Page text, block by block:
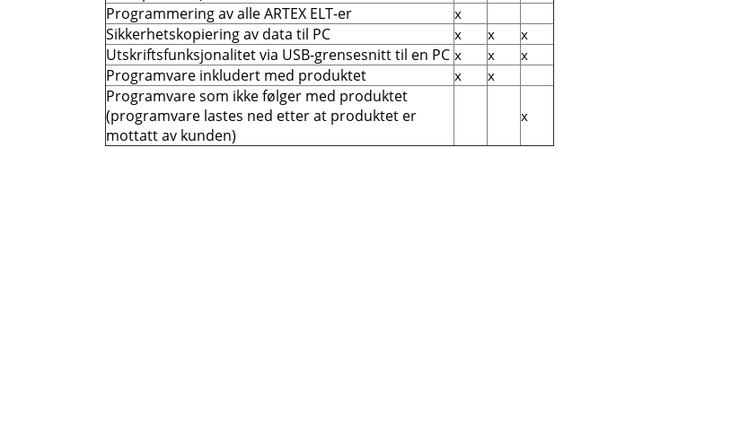
Programmering av alle ARTEX ELT-er x
Sikkerhetskopiering av data til PC x x x
Utskriftsfunksjonalitet via USB-grensesnitt til en PC x x x
Programvare inkludert med produktet x x
Programvare som ikke følger med produktet
(programvare lastes ned etter at produktet er
mottatt av kunden)
x